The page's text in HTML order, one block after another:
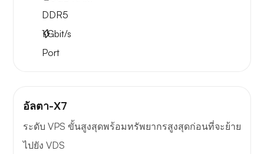
DDR5
1Gbit/s
Port
อัลตา-X7
ระดับ VPS ขั้นสูงสุดพร้อมทรัพยากรสูงสุดก่อนที่จะย้าย
ไปยัง VDS